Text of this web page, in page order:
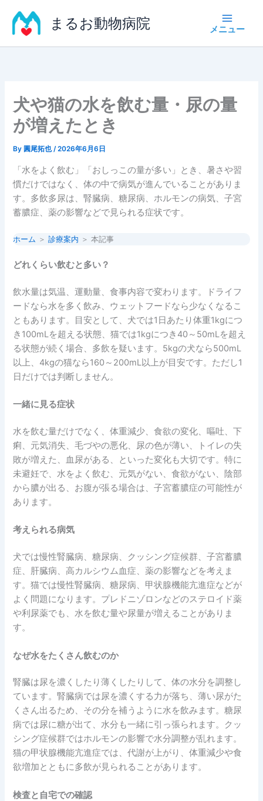
ス
まるお動物病院
犬や猫の水を飲む量・尿の量
が増えたとき
By 圓尾拓也/2026年6月6日
「水をよく飲む」「おしっこの量が多い」とき、暑さや習
慣だけではなく、体の中で病気が進んでいることがありま
す。多飲多尿は、腎臓病、糖尿病、ホルモンの病気、子宮
蓄膿症、薬の影響などで見られる症状です。
ホーム ＞診療案内 ＞ 本記事
どれくらい飲むと多い？
飲水量は気温、運動量、食事内容で変わります。ドライフ
ードなら水を多く飲み、ウェットフードなら少なくなるこ
ともあります。目安として、犬では1日あたり体重1kgにつ
き100mLを超える状態、猫では1kgにつき40～50mLを超え
る状態が続く場合、多飲を疑います。5kgの犬なら500mL
以上、4kgの猫なら160～200mL以上が目安です。ただし1
日だけでは判断しません。
一緒に見る症状
水を飲む量だけでなく、体重減少、食欲の変化、嘔吐、下
痢、元気消失、毛づやの悪化、尿の色が薄い、トイレの失
敗が増えた、血尿がある、といった変化も大切です。特に
未避妊で、水をよく飲む、元気がない、食欲がない、陰部
から膿が出る、お腹が張る場合は、子宮蓄膿症の可能性が
あります。
考えられる病気
犬では慢性腎臓病、糖尿病、クッシング症候群、子宮蓄膿
症、肝臓病、高カルシウム血症、薬の影響などを考えま
す。猫では慢性腎臓病、糖尿病、甲状腺機能亢進症などが
よく問題になります。プレドニゾロンなどのステロイド薬
や利尿薬でも、水を飲む量や尿量が増えることがありま
す。
なぜ水をたくさん飲むのか
腎臓は尿を濃くしたり薄くしたりして、体の水分を調整し
ています。腎臓病では尿を濃くする力が落ち、薄い尿がた
くさん出るため、その分を補うように水を飲みます。糖尿
病では尿に糖が出て、水分も一緒に引っ張られます。クッ
シング症候群ではホルモンの影響で水分調整が乱れます。
猫の甲状腺機能亢進症では、代謝が上がり、体重減少や食
欲増加とともに多飲が見られることがあります。
検査と自宅での確認